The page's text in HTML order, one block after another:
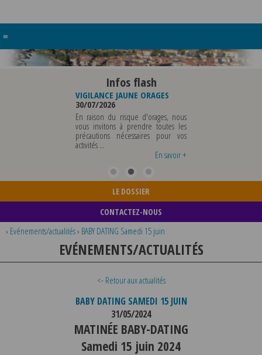
≡
Infos flash
VIGILANCE JAUNE ORAGES
30/07/2026
En raison du risque d'orages, nous
vous invitons à prendre toutes les
précautions nécessaires pour vos
activités ...
En savoir +
LE DOSSIER
CONTACTEZ-NOUS
› Evénements/actualités› BABY DATING Samedi 15 juin
EVÉNEMENTS/ACTUALITÉS
<- Retour aux actualités
BABY DATING SAMEDI 15 JUIN
31/05/2024
MATINÉE BABY-DATING
Samedi 15 juin 2024